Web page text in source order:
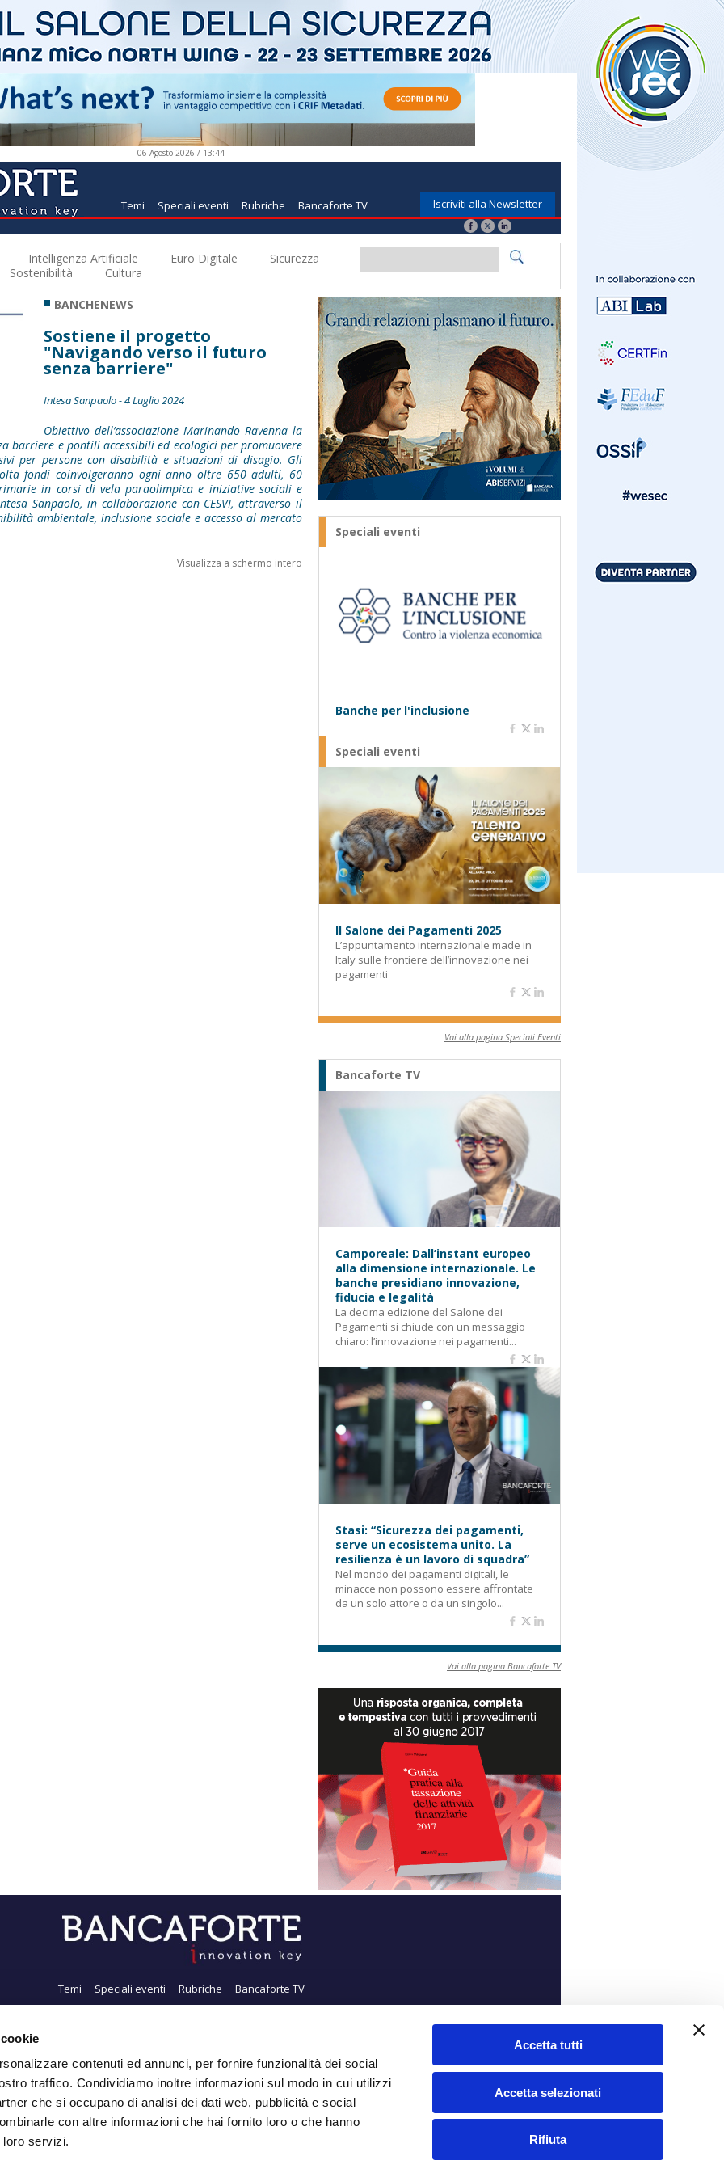
contenuti ed annunci, per fornire funzionalità dei social
traffico. Condividiamo inoltre informazioni sul modo in cui utilizzi
che si occupano di analisi dei dati web, pubblicità e social
con altre informazioni che hai fornito loro o che hanno
servizi.
Accetta tutti
Accetta selezionati
Rifiuta
06 Agosto 2026 / 13:44
Temi Speciali eventi Rubriche Bancaforte TV Iscriviti alla Newsletter
Intelligenza Artificiale Euro Digitale
Sicurezza
Sostenibilità Cultura
BANCHENEWS
Sostiene il progetto
"Navigando verso il futuro
senza barriere"
Intesa Sanpaolo - 4 Luglio 2024
Obiettivo dell’associazione Marinando Ravenna la
barriere e pontili accessibili ed ecologici per promuovere
per persone con disabilità e situazioni di disagio. Gli
fondi coinvolgeranno ogni anno oltre 650 adulti, 60
in corsi di vela paraolimpica e iniziative sociali e
Sanpaolo, in collaborazione con CESVI, attraverso il
ambientale, inclusione sociale e accesso al mercato
Visualizza a schermo intero
Speciali eventi
Banche per l'inclusione
Speciali eventi
Il Salone dei Pagamenti 2025
L’appuntamento internazionale made in
Italy sulle frontiere dell’innovazione nei
pagamenti
Vai alla pagina Speciali Eventi
Bancaforte TV
Camporeale: Dall’instant europeo
alla dimensione internazionale. Le
banche presidiano innovazione,
fiducia e legalità
La decima edizione del Salone dei
Pagamenti si chiude con un messaggio
chiaro: l’innovazione nei pagamenti...
Stasi: “Sicurezza dei pagamenti,
serve un ecosistema unito. La
resilienza è un lavoro di squadra”
Nel mondo dei pagamenti digitali, le
minacce non possono essere affrontate
da un solo attore o da un singolo...
Vai alla pagina Bancaforte TV
Temi Speciali eventi Rubriche Bancaforte TV
siamo
Iscriviti alla Newsletter